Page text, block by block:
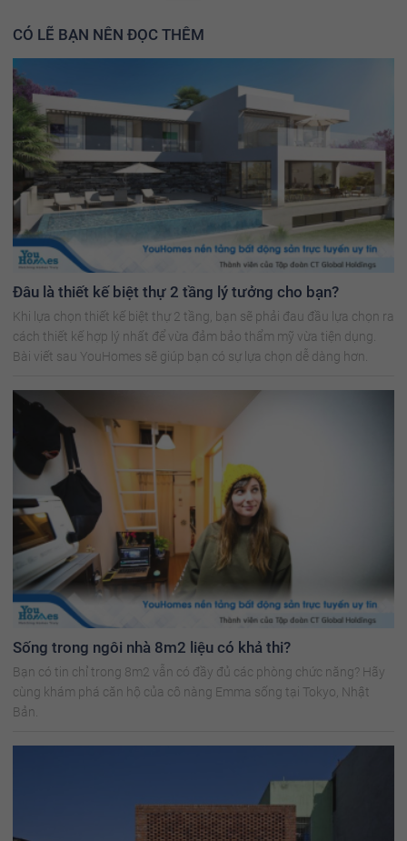
CÓ LẼ BẠN NÊN ĐỌC THÊM
Đâu là thiết kế biệt thự 2 tầng lý tưởng cho bạn?
Khi lựa chọn thiết kế biệt thự 2 tầng, bạn sẽ phải đau đầu lựa chọn ra
cách thiết kế hợp lý nhất để vừa đảm bảo thẩm mỹ vừa tiện dụng.
Bài viết sau YouHomes sẽ giúp bạn có sự lựa chọn dễ dàng hơn.
Sống trong ngôi nhà 8m2 liệu có khả thi?
Bạn có tin chỉ trong 8m2 vẫn có đầy đủ các phòng chức năng? Hãy
cùng khám phá căn hộ của cô nàng Emma sống tại Tokyo, Nhật
Bản.